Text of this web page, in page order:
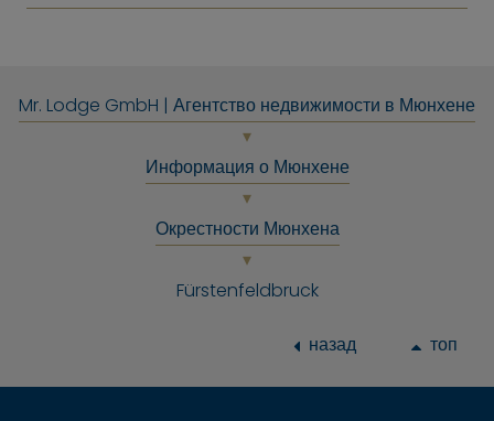
Mr. Lodge GmbH | Агентство недвижимости в Мюнхене
Информация о Мюнхене
Окрестности Мюнхена
Fürstenfeldbruck
назад топ